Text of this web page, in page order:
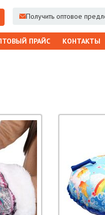
Получить оптовое
ПРАЙС КОНТАКТЫ